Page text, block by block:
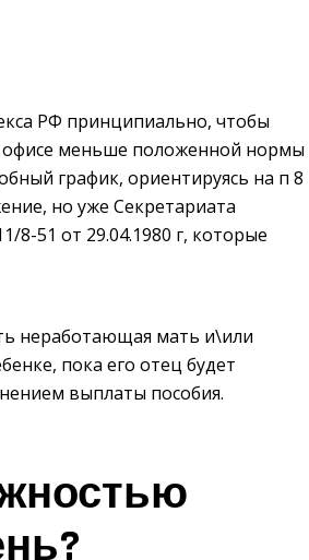
РФ принципиально, чтобы
офисе меньше положенной нормы
график, ориентируясь на п 8
но уже Секретариата
8-51 от 29.04.1980 г, которые
неработающая мать и\или
пока его отец будет
выплаты пособия.